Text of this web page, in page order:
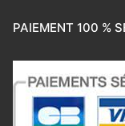
PAIEMENT 100 %